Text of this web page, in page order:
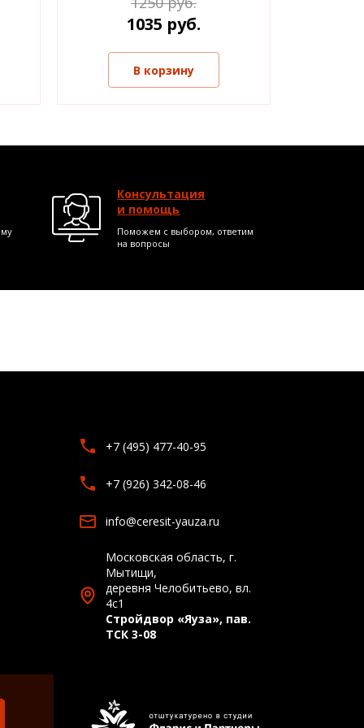
1035 руб.
В корзину
Консультация
и помощь
Поможем с выбором, ответим
на вопросы
+7 (495) 477-40-95
+7 (926) 342-08-46
info@ceresit-yauza.ru
Московская область, г.
Мытищи,
деревня Челобитьево, вл.
4с1
Стройдвор «Яуза», пав.
ТСК 3-08